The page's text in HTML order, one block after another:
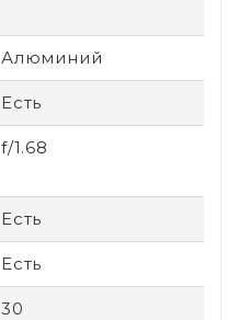
Алюминий
Есть
f/1.68
Есть
Есть
30